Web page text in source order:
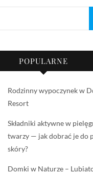
POPULARNE
Rodzinny wypoczynek w
Resort
Składniki aktywne w
twarzy — jak dobrać je do
skóry?
Domki w Naturze –